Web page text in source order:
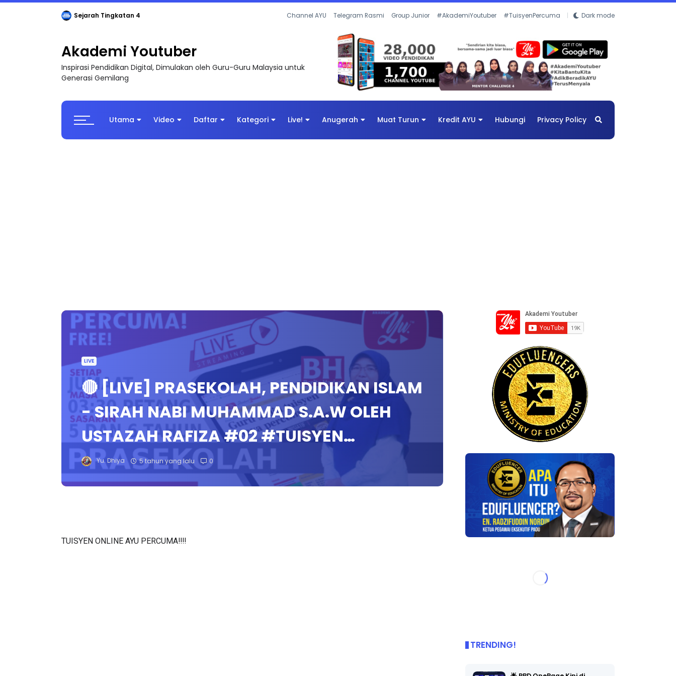
Sejarah Tingkatan 4 Channel AYU Telegram Rasmi Group Junior #AkademiYoutuber #TuisyenPercuma Dark mode
Akademi Youtuber
Inspirasi Pendidikan Digital, Dimulakan oleh Guru-Guru Malaysia untuk
Generasi Gemilang
Utama Video Daftar Kategori Live! Anugerah Muat Turun Kredit AYU Hubungi Privacy Policy
LIVE
🔴 [LIVE] PRASEKOLAH, PENDIDIKAN ISLAM
- SIRAH NABI MUHAMMAD S.A.W OLEH
USTAZAH RAFIZA #02 #TUISYEN…
Yu. Dhiya 5 tahun yang lalu 0
TUISYEN ONLINE AYU PERCUMA‼️‼️
TRENDING!